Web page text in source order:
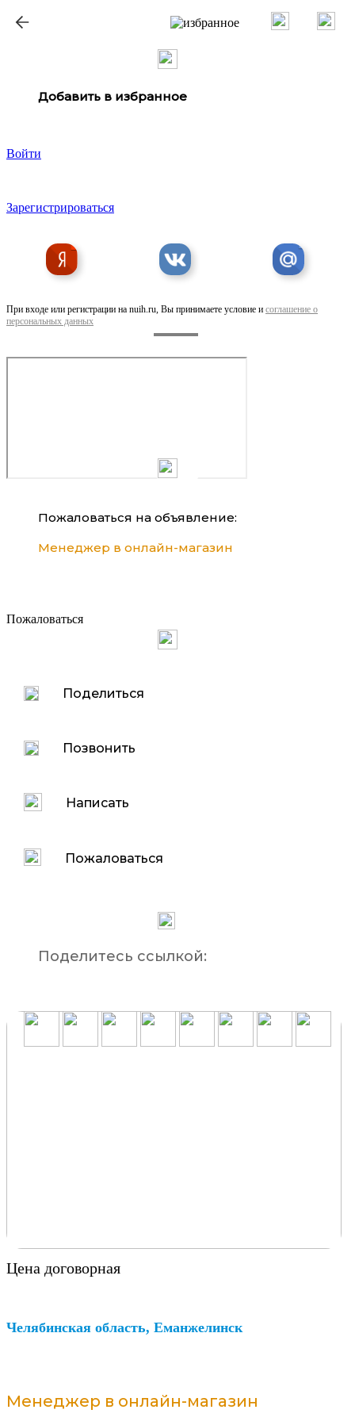
Добавить в избранное
Войти
Зарегистрироваться
При входе или регистрации на nuih.ru, Вы принимаете условие и соглашение о
персональных данных
Пожаловаться на объявление:
Менеджер в онлайн-магазин
Пожаловаться
Поделиться
Позвонить
Написать
Пожаловаться
Поделитесь ссылкой:
Цена договорная
Челябинская область, Еманжелинск
Менеджер в онлайн-магазин